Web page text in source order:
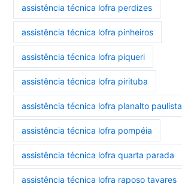
assistência técnica lofra perdizes
assistência técnica lofra pinheiros
assistência técnica lofra piqueri
assistência técnica lofra pirituba
assistência técnica lofra planalto paulista
assistência técnica lofra pompéia
assistência técnica lofra quarta parada
assistência técnica lofra raposo tavares